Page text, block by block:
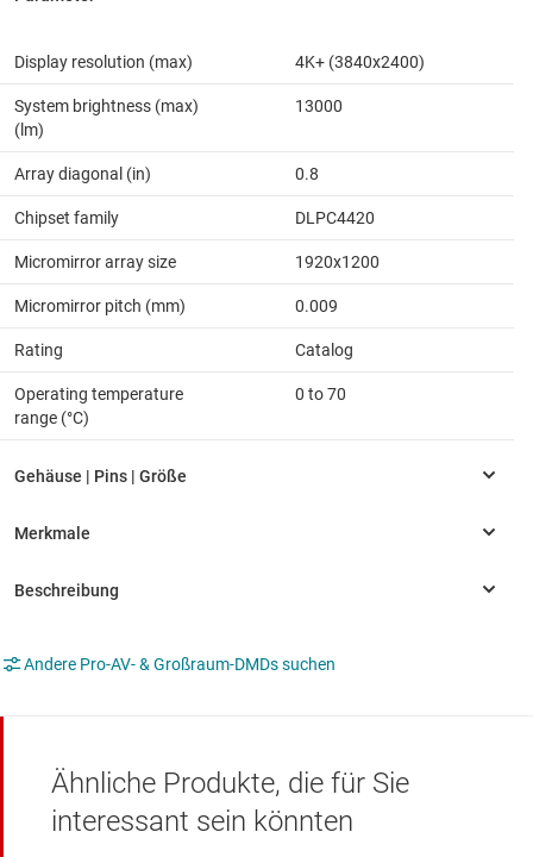
Display resolution (max) 4K+ (3840x2400)
System brightness (max)
(lm)
13000
Array diagonal (in) 0.8
Chipset family DLPC4420
Micromirror array size 1920x1200
Micromirror pitch (mm) 0.009
Rating Catalog
Operating temperature
range (°C)
0 to 70
Andere Pro-AV- & Großraum-DMDs suchen
Ähnliche Produkte, die für Sie
interessant sein könnten